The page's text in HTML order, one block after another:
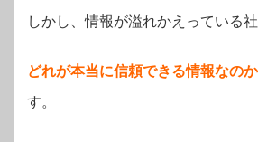
しかし、情報が溢れかえっている
どれが本当に信頼できる情報なの
す。